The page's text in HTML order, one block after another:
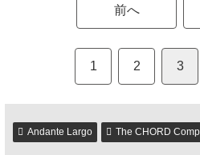
前へ
1 2 3
Andante Largo The CHORD